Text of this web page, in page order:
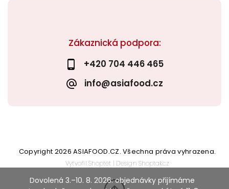
Dovolená 3.–10. 8. 2026: objednávky přijímáme
Zákaznická podpora:
+420 704 446 465
info@asiafood.cz
Copyright 2026ASIAFOOD.CZ. Všechna práva vyhrazena.
VytvořilShoptet | DesignShoptak.cz